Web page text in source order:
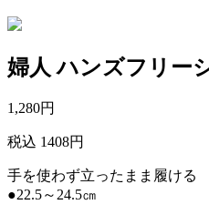
婦人 ハンズフリー
1,280円
税込 1408円
手を使わず立ったまま履ける
●22.5～24.5㎝